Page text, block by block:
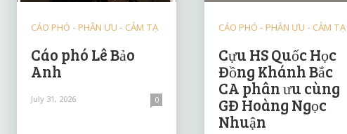
CÁO PHÓ - PHÂN ƯU - CẢM TẠ
Cáo phó Lê Bảo
Anh
July 31, 2026 0
CÁO PHÓ - PHÂN ƯU - CẢM TẠ
Cựu HS Quốc Học
Đồng Khánh Bắc
CA phân ưu cùng
GĐ Hoàng Ngọc
Nhuận